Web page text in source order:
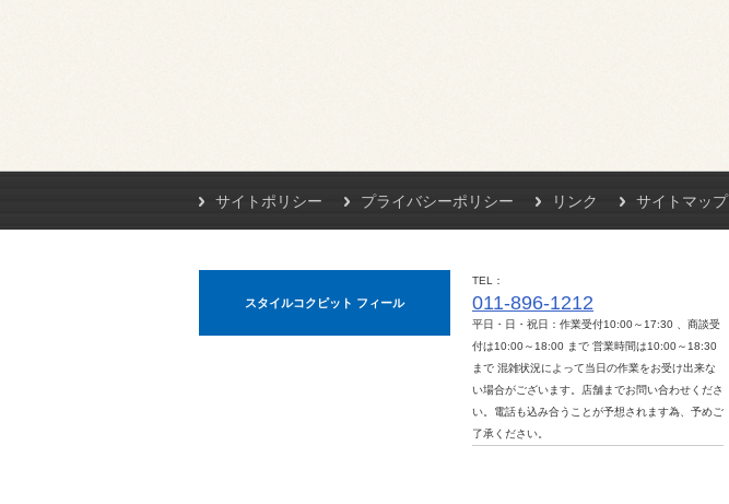
サイトポリシー プライバシーポリシー リンク サイトマップ
スタイルコクピット フィール
TEL
011-896-1212
平日・日・祝日：作業受付10:00～17:30 、商談受
付は10:00～18:00 まで 営業時間は10:00～18:30
まで 混雑状況によって当日の作業をお受け出来な
い場合がございます。店舗までお問い合わせくださ
い。電話も込み合うことが予想されます為、予めご
了承ください。